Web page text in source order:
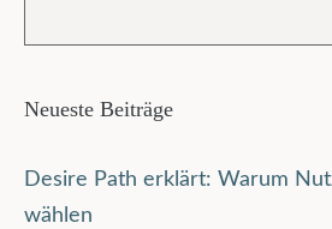
Neueste Beiträge
Desire Path erklärt: Warum
wählen